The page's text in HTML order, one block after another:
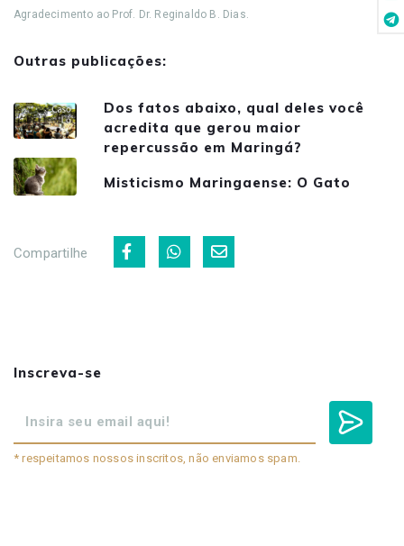
Agradecimento ao Prof. Dr. Reginaldo B. Dias.
Outras publicações:
Dos fatos abaixo, qual deles você
acredita que gerou maior
repercussão em Maringá?
Misticismo Maringaense: O Gato
Compartilhe
Inscreva-se
* respeitamos nossos inscritos, não enviamos spam.